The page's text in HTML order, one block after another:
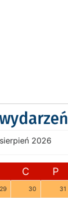
sierpień 2026
C P
29 30 31